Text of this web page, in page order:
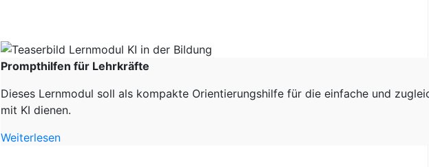
Prompthilfen für Lehrkräfte
Dieses Lernmodul soll als kompakte Orientierungshilfe für die einfache und
mit KI dienen.
Weiterlesen